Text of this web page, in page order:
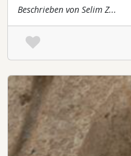
Beschrieben von Selim Z...